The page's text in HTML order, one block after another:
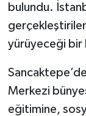
bulundu.
yürüyeceği bir
Merkezi
eğitimine,
Bitlis
Bolu
Burdur
Bursa
Sağlık
Makaleler
Ekonomi
Duyurular